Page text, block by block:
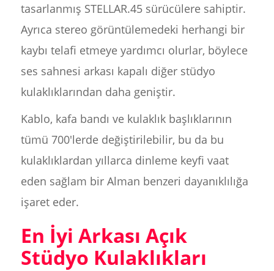
tasarlanmış STELLAR.45 sürücülere sahiptir.
Ayrıca stereo görüntülemedeki herhangi bir
kaybı telafi etmeye yardımcı olurlar, böylece
ses sahnesi arkası kapalı diğer stüdyo
kulaklıklarından daha geniştir.
Kablo, kafa bandı ve kulaklık başlıklarının
tümü 700'lerde değiştirilebilir, bu da bu
kulaklıklardan yıllarca dinleme keyfi vaat
eden sağlam bir Alman benzeri dayanıklılığa
işaret eder.
En İyi Arkası Açık
Stüdyo Kulaklıkları